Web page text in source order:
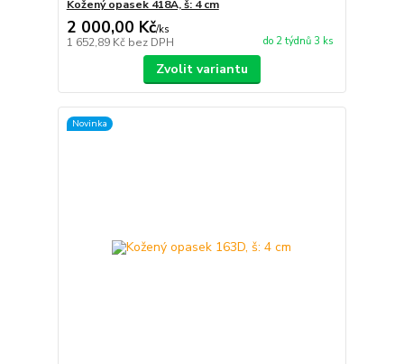
Kožený opasek 418A, š: 4 cm
2 000,00 Kč/ks
1 652,89 Kč bez DPH do 2 týdnů 3 ks
Zvolit variantu
Novinka